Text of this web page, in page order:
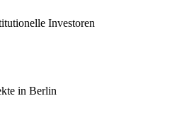
Investoren
in Berlin